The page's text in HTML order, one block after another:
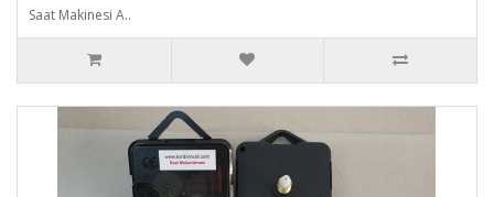
Saat Makinesi A..